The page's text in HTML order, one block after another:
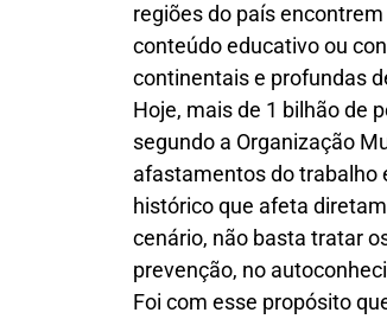
regiões do país
conteúdo educativo ou
continentais e profundas
Hoje, mais de 1 bilhão de
segundo a Organização
afastamentos do trabalho
histórico que afeta
cenário, não basta tratar
prevenção, no
Foi com esse propósito